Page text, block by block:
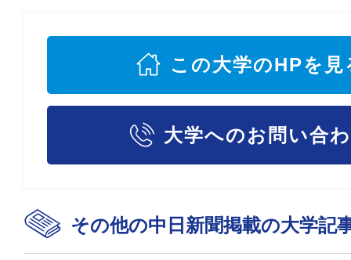
この大学のHPを見
大学へのお問い合
その他の中日新聞掲載の大学記